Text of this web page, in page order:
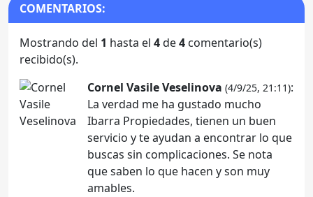
COMENTARIOS:
Mostrando del 1 hasta el 4de4 comentario(s)
recibido(s).
Cornel Vasile Veselinova (4/9/25, 21:11):
La verdad me ha gustado mucho
Ibarra Propiedades, tienen un buen
servicio y te ayudan a encontrar lo que
buscas sin complicaciones. Se nota
que saben lo que hacen y son muy
amables.